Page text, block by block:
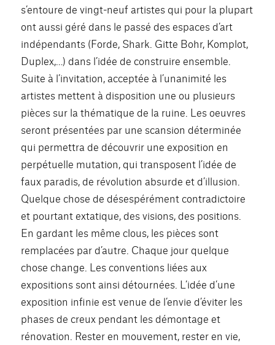
s’entoure de vingt-neuf artistes qui pour la plupart
ont aussi géré dans le passé des espaces d’art
indépendants (Forde, Shark. Gitte Bohr, Komplot,
Duplex,…) dans l’idée de construire ensemble.
Suite à l’invitation, acceptée à l’unanimité les
artistes mettent à disposition une ou plusieurs
pièces sur la thématique de la ruine. Les oeuvres
seront présentées par une scansion déterminée
qui permettra de découvrir une exposition en
perpétuelle mutation, qui transposent l’idée de
faux paradis, de révolution absurde et d’illusion.
Quelque chose de désespérément contradictoire
et pourtant extatique, des visions, des positions.
En gardant les même clous, les pièces sont
remplacées par d’autre. Chaque jour quelque
chose change. Les conventions liées aux
expositions sont ainsi détournées. L’idée d’une
exposition infinie est venue de l’envie d’éviter les
phases de creux pendant les démontage et
rénovation. Rester en mouvement, rester en vie,